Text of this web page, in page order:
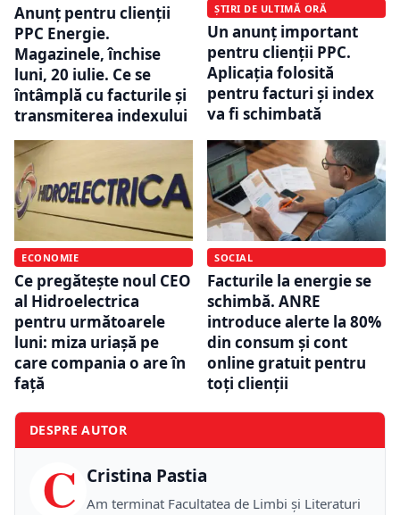
Anunț pentru clienții
PPC Energie.
Magazinele, închise
luni, 20 iulie. Ce se
întâmplă cu facturile și
transmiterea indexului
ȘTIRI DE ULTIMĂ ORĂ
Un anunț important
pentru clienții PPC.
Aplicația folosită
pentru facturi și index
va fi schimbată
ECONOMIE
Ce pregătește noul CEO
al Hidroelectrica
pentru următoarele
luni: miza uriașă pe
care compania o are în
față
SOCIAL
Facturile la energie se
schimbă. ANRE
introduce alerte la 80%
din consum și cont
online gratuit pentru
toți clienții
DESPRE AUTOR
C Cristina Pastia
Am terminat Facultatea de Limbi și Literaturi